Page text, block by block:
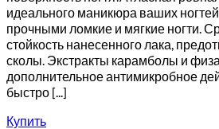
идеального маникюра ваших
прочными ломкие и мягкие ногти.
стойкость нанесенного лака,
сколы. Экстракты карамболы и
дополнительное антимикробное
быстро [...]
Купить